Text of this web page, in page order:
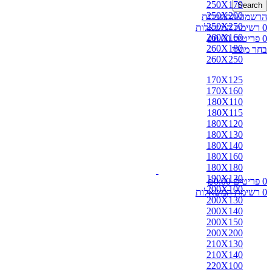
Search
הרשמה/התחברות
0 רשימת המשאלות
0 פריטים ₪0.00
בחר מוצר
0 פריטים ₪0.00
0 רשימת המשאלות
250X170
250X200
250X250
260X160
260X180
260X250
170X125
170X160
180X110
180X115
180X120
180X130
180X140
180X160
180X180
190X130
200X100
200X130
200X140
200X150
200X200
210X130
210X140
220X100